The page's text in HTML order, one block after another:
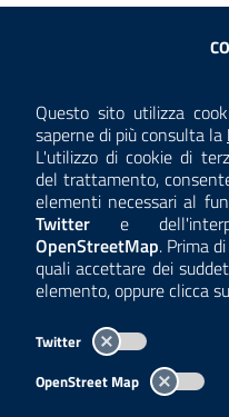
Questo sito utilizza
saperne di più consulta la
L'utilizzo di cookie di
del trattamento,
elementi necessari al
Twitter e
OpenStreetMap. Prima
quali accettare dei
elemento, oppure clicca
Twitter
OpenStreet Map
Sezione Link